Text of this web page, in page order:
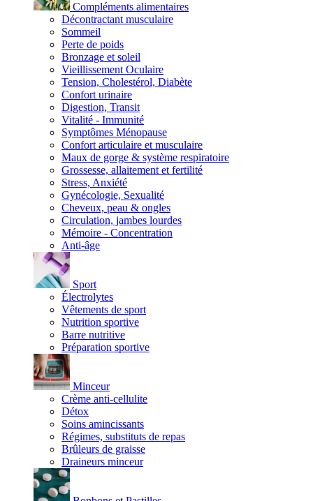
Compléments alimentaires
Décontractant musculaire
Sommeil
Perte de poids
Bronzage et soleil
Vieillissement Oculaire
Tension, Cholestérol, Diabète
Confort urinaire
Digestion, Transit
Vitalité - Immunité
Symptômes Ménopause
Confort articulaire et musculaire
Maux de gorge & système respiratoire
Grossesse, allaitement et fertilité
Stress, Anxiété
Gynécologie, Sexualité
Cheveux, peau & ongles
Circulation, jambes lourdes
Mémoire - Concentration
Anti-âge
Sport
Électrolytes
Vêtements de sport
Nutrition sportive
Barre nutritive
Préparation sportive
Minceur
Crème anti-cellulite
Détox
Soins amincissants
Régimes, substituts de repas
Brûleurs de graisse
Draineurs minceur